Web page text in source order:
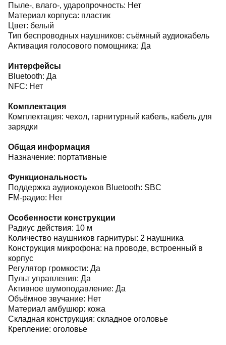
Пыле-, влаго-, ударопрочность: Нет
Материал корпуса: пластик
Цвет: белый
Тип беспроводных наушников: съёмный аудиокабель
Активация голосового помощника: Да
Интерфейсы
Bluetooth: Да
NFC: Нет
Комплектация
Комплектация: чехол, гарнитурный кабель, кабель для
зарядки
Общая информация
Назначение: портативные
Функциональность
Поддержка аудиокодеков Bluetooth: SBC
FM-радио: Нет
Особенности конструкции
Радиус действия: 10 м
Количество наушников гарнитуры: 2 наушника
Конструкция микрофона: на проводе, встроенный в
корпус
Регулятор громкости: Да
Пульт управления: Да
Активное шумоподавление: Да
Объёмное звучание: Нет
Материал амбушюр: кожа
Складная конструкция: складное оголовье
Крепление: оголовье